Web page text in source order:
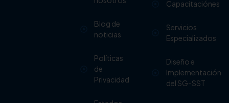
Blog de
noticias
Políticas
de
Privacidad
Capacitaciónes
Servicios
Especializados
Diseño e
Implementación
del SG-SST